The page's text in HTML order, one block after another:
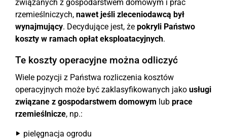
związanych z gospodarstwem domowym i prac
rzemieślniczych, nawet jeśli zleceniodawcą był
wynajmujący. Decydujące jest, że pokryli Państwo
koszty w ramach opłat eksploatacyjnych.
Te koszty operacyjne można odliczyć
Wiele pozycji z Państwa rozliczenia kosztów
operacyjnych może być zaklasyfikowanych jako usługi
związane z gospodarstwem domowym lub prace
rzemieślnicze, np.:
pielęgnacja ogrodu